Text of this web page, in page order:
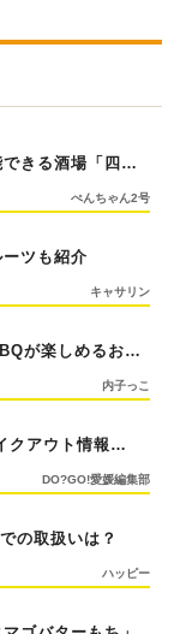
きる酒場「四国
ぺんちゃん2号
ツも紹介
キャサリン
が楽しめるお店
内子っこ
クアウト情報
DO?GO!愛媛編集部
の取扱いは？
ハッピー